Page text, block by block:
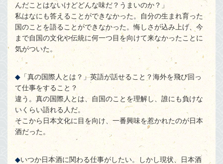
んだことはないけどどんな味だ？うまいのか？」
私はなにも答えることができなかった。自分の生まれ育った
国のことを語ることができなかった。悔しさが込み上げ、今
まで自国の文化や伝統に何一つ目を向けて来なかったことに
気がついた。
「真の国際人とは？」英語が話せること？海外を飛び回っ
て仕事をすること？
違う。真の国際人とは、自国のことを理解し、誰にも負けな
いくらい語れる人だ。
そこから日本文化に目を向け、一番興味を惹かれたのが日本
酒だった。
いつか日本酒に関わる仕事がしたい。しかし現状、日本酒